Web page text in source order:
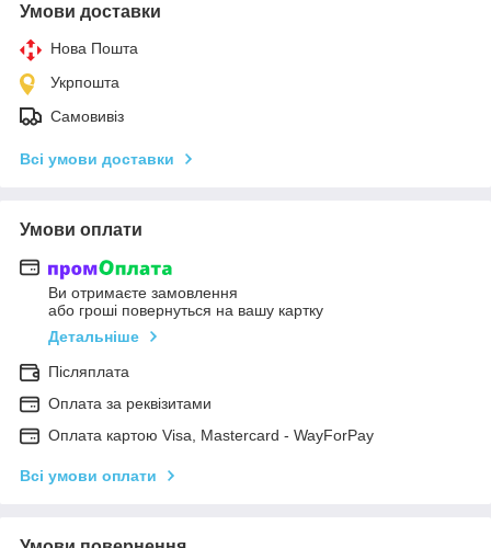
Умови доставки
Нова Пошта
Укрпошта
Самовивіз
Всі умови доставки
Умови оплати
Ви отримаєте замовлення
або гроші повернуться на вашу картку
Детальніше
Післяплата
Оплата за реквізитами
Оплата картою Visa, Mastercard - WayForPay
Всі умови оплати